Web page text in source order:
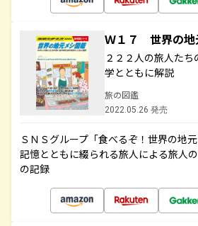
Ｗ１７ 世界の地
２２２人の旅人た
学とともに解説
旅の図鑑
2022.05.26 発売
ＳＮＳグループ「食べるぞ！世界の地
記憶とともに綴られる旅人による旅人
の記録